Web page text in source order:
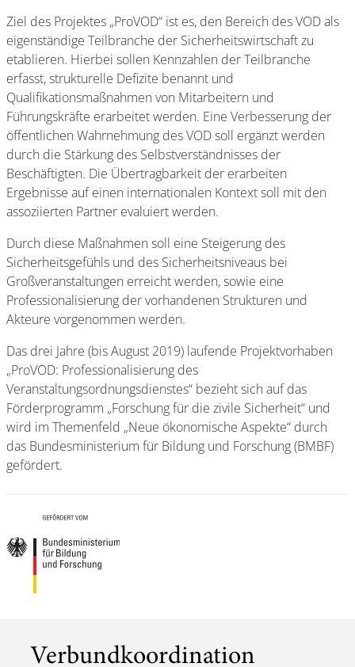
Ziel des Projektes „ProVOD“ ist es, den Bereich des VOD als
eigenständige Teilbranche der Sicherheitswirtschaft zu
etablieren. Hierbei sollen Kennzahlen der Teilbranche
erfasst, strukturelle Defizite benannt und
Qualifikationsmaßnahmen von Mitarbeitern und
Führungskräfte erarbeitet werden. Eine Verbesserung der
öffentlichen Wahrnehmung des VOD soll ergänzt werden
durch die Stärkung des Selbstverständnisses der
Beschäftigten. Die Übertragbarkeit der erarbeiten
Ergebnisse auf einen internationalen Kontext soll mit den
assoziierten Partner evaluiert werden.
Durch diese Maßnahmen soll eine Steigerung des
Sicherheitsgefühls und des Sicherheitsniveaus bei
Großveranstaltungen erreicht werden, sowie eine
Professionalisierung der vorhandenen Strukturen und
Akteure vorgenommen werden.
Das drei Jahre (bis August 2019) laufende Projektvorhaben
„ProVOD: Professionalisierung des
Veranstaltungsordnungsdienstes“ bezieht sich auf das
Förderprogramm „Forschung für die zivile Sicherheit“ und
wird im Themenfeld „Neue ökonomische Aspekte“ durch
das Bundesministerium für Bildung und Forschung (BMBF)
gefördert.
Verbundkoordination